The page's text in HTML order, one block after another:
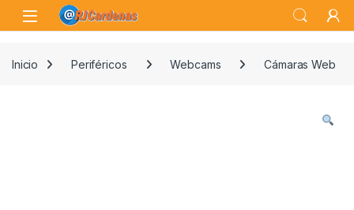
Skip to navigation
Skip to content
Open
Inicio Periféricos Webcams Cámaras Web